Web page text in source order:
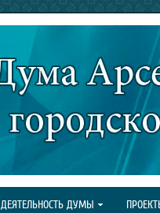
ДЕЯТЕЛЬНОСТЬ ДУМЫ